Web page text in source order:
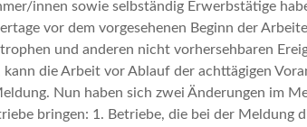
innen sowie selbständig Erwerbstätige
vor dem vorgesehenen Beginn der
und anderen nicht vorhersehbaren
die Arbeit vor Ablauf der achttägigen
Nun haben sich zwei Änderungen im
bringen: 1. Betriebe, die bei der Meldung